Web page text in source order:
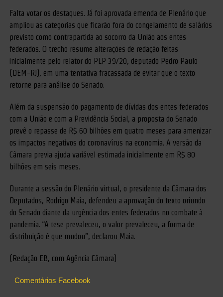
Falta votar os destaques. Já foi aprovada emenda de Plenário que
ampliou as categorias que ficarão fora do congelamento de salários
previsto como contrapartida ao socorro da União aos entes
federados. O trecho resume alterações de redação feitas
inicialmente pelo relator do PLP 39/20, deputado Pedro Paulo
(DEM-RJ), em uma tentativa fracassada de evitar que o texto
retorne para análise do Senado.
Além da suspensão do pagamento de dívidas dos entes federados
com a União e com a Previdência Social, a proposta do Senado
prevê o repasse de R$ 60 bilhões em quatro meses para amenizar
os impactos negativos do coronavírus na economia. A versão da
Câmara previa ajuda variável estimada inicialmente em R$ 80
bilhões em seis meses.
Durante a sessão do Plenário virtual, o presidente da Câmara dos
Deputados, Rodrigo Maia, defendeu a aprovação do texto oriundo
do Senado diante da urgência dos entes federados no combate à
pandemia. “A tese prevaleceu, o valor prevaleceu, a forma de
distribuição é que mudou”, declarou Maia.
(Redação EB, com Agência Câmara)
Comentários Facebook